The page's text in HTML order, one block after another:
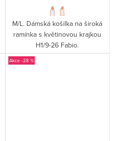
M/L. Dámská košilka na široká
ramínka s květinovou krajkou
H1/9-26 Fabio.
-28 %